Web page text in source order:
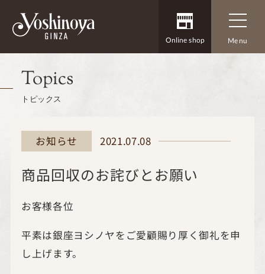
Online shop Menu
Topics
トピックス
お知らせ 2021.07.08
商品回収のお詫びとお願い
お客様各位
平素は銀座ヨシノヤをご愛顧賜り厚く御礼を申
し上げます。